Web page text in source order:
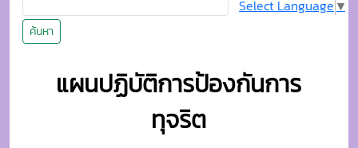
ค้นหา
Select Language ▼
แผนปฏิบัติการป้องกันการ
ทุจริต